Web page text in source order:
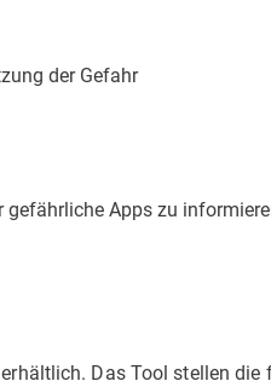
der Gefahr
gefährliche Apps zu
Das Tool stellen die